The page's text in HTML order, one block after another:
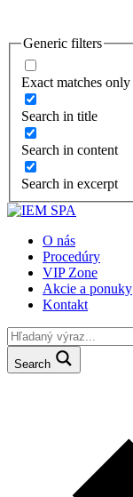
Generic filters
Exact matches only
Search in title
Search in content
Search in excerpt
O nás
Procedúry
VIP Zone
Akcie a ponuky
Kontakt
Search